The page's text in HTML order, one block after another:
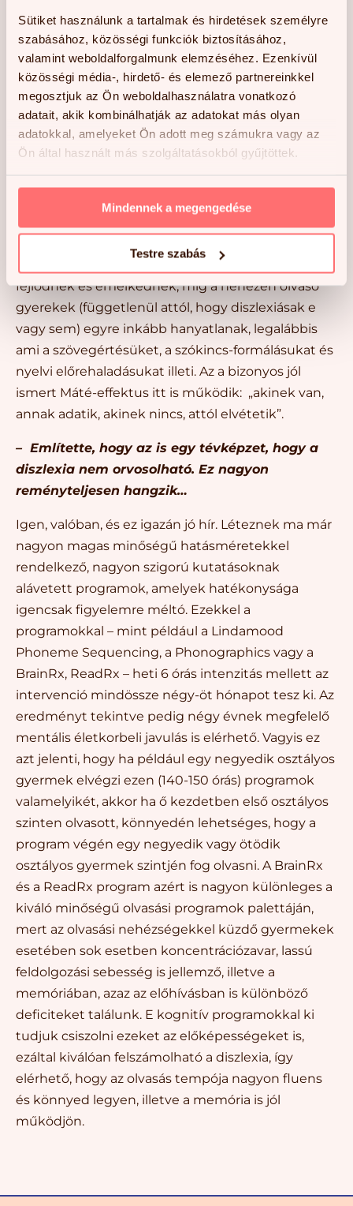
Sütiket használunk a tartalmak és hirdetések személyre
szabásához, közösségi funkciók biztosításához,
valamint weboldalforgalmunk elemzéséhez. Ezenkívül
közösségi média-, hirdető- és elemező partnereinkkel
megosztjuk az Ön weboldalhasználatra vonatkozó
adatait, akik kombinálhatják az adatokat más olyan
adatokkal, amelyeket Ön adott meg számukra vagy az
Ön által használt más szolgáltatásokból gyűjtöttek.
Mindennek a megengedése
Testre szabás
problémával küzdő gyermekeknek. A statisztikai
adatok azt mutatják, hogy a diszlexia ötből
legalább egy gyermeket biztosan érint.
– Minden olvasási nehézségekkel küzdő
gyermek diszlexiás?
Nem, de a tudomány szempontjából teljesen
típusú erős tüneteket produkál, vagy csak nem
jól olvasó gyermekek nagyon erősen haladva
fejlődnek és emelkednek, míg a nehezen olvasó
gyerekek (függetlenül attól, hogy diszlexiásak e
vagy sem) egyre inkább hanyatlanak, legalábbis
ami a szövegértésüket, a szókincs-formálásukat és
nyelvi előrehaladásukat illeti. Az a bizonyos jól
ismert Máté-effektus itt is működik: „akinek van,
annak adatik, akinek nincs, attól elvétetik”.
– Említette, hogy az is egy tévképzet, hogy a
diszlexia nem orvosolható. Ez nagyon
reményteljesen hangzik…
Igen, valóban, és ez igazán jó hír. Léteznek ma már
nagyon magas minőségű hatásméretekkel
rendelkező, nagyon szigorú kutatásoknak
alávetett programok, amelyek hatékonysága
igencsak figyelemre méltó. Ezekkel a
programokkal – mint például a Lindamood
Phoneme Sequencing, a Phonographics vagy a
BrainRx, ReadRx – heti 6 órás intenzitás mellett az
intervenció mindössze négy-öt hónapot tesz ki. Az
eredményt tekintve pedig négy évnek megfelelő
mentális életkorbeli javulás is elérhető. Vagyis ez
azt jelenti, hogy ha például egy negyedik osztályos
gyermek elvégzi ezen (140-150 órás) programok
valamelyikét, akkor ha ő kezdetben első osztályos
szinten olvasott, könnyedén lehetséges, hogy a
program végén egy negyedik vagy ötödik
osztályos gyermek szintjén fog olvasni. A BrainRx
és a ReadRx program azért is nagyon különleges a
kiváló minőségű olvasási programok palettáján,
mert az olvasási nehézségekkel küzdő gyermekek
esetében sok esetben koncentrációzavar, lassú
feldolgozási sebesség is jellemző, illetve a
memóriában, azaz az előhívásban is különböző
deficiteket találunk. E kognitív programokkal ki
tudjuk csiszolni ezeket az előképességeket is,
ezáltal kiválóan felszámolható a diszlexia, így
elérhető, hogy az olvasás tempója nagyon fluens
és könnyed legyen, illetve a memória is jól
működjön.